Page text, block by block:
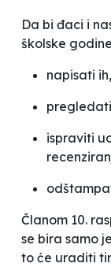
Da bi đaci i
školske
napisati
ispraviti
Članom 10.
se bira samo
to će uraditi